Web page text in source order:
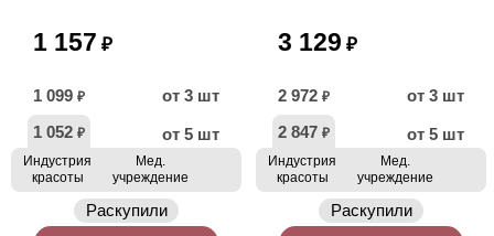
1 157 ₽
1 099 ₽
от 3 шт
1 052 ₽ от 5 шт
Индустрия
красоты
Мед.
учреждение
Раскупили
3 129 ₽
2 972 ₽
от 3 шт
2 847 ₽ от 5 шт
Индустрия
красоты
Мед.
учреждение
Раскупили